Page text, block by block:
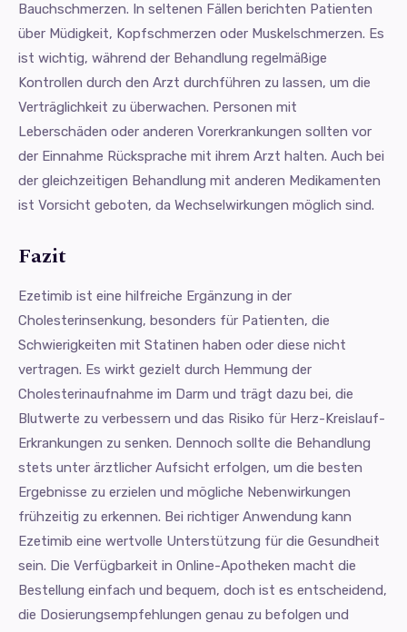
Bauchschmerzen. In seltenen Fällen berichten Patienten
über Müdigkeit, Kopfschmerzen oder Muskelschmerzen. Es
ist wichtig, während der Behandlung regelmäßige
Kontrollen durch den Arzt durchführen zu lassen, um die
Verträglichkeit zu überwachen. Personen mit
Leberschäden oder anderen Vorerkrankungen sollten vor
der Einnahme Rücksprache mit ihrem Arzt halten. Auch bei
der gleichzeitigen Behandlung mit anderen Medikamenten
ist Vorsicht geboten, da Wechselwirkungen möglich sind.
Fazit
Ezetimib ist eine hilfreiche Ergänzung in der
Cholesterinsenkung, besonders für Patienten, die
Schwierigkeiten mit Statinen haben oder diese nicht
vertragen. Es wirkt gezielt durch Hemmung der
Cholesterinaufnahme im Darm und trägt dazu bei, die
Blutwerte zu verbessern und das Risiko für Herz-Kreislauf-
Erkrankungen zu senken. Dennoch sollte die Behandlung
stets unter ärztlicher Aufsicht erfolgen, um die besten
Ergebnisse zu erzielen und mögliche Nebenwirkungen
frühzeitig zu erkennen. Bei richtiger Anwendung kann
Ezetimib eine wertvolle Unterstützung für die Gesundheit
sein. Die Verfügbarkeit in Online-Apotheken macht die
Bestellung einfach und bequem, doch ist es entscheidend,
die Dosierungsempfehlungen genau zu befolgen und